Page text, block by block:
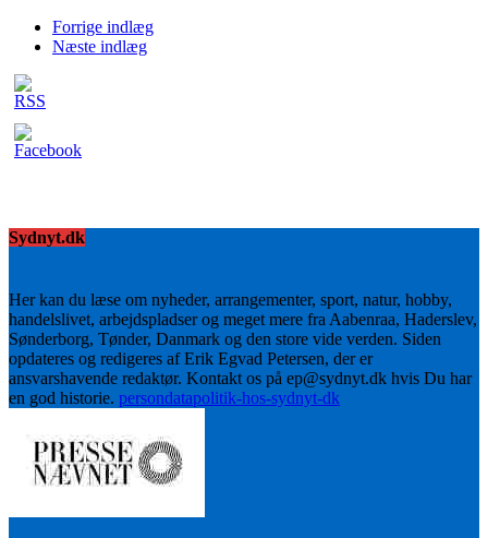
Forrige indlæg
Næste indlæg
Sydnyt.dk
Her kan du læse om nyheder, arrangementer, sport, natur, hobby,
handelslivet, arbejdspladser og meget mere fra Aabenraa, Haderslev,
Sønderborg, Tønder, Danmark og den store vide verden. Siden
opdateres og redigeres af Erik Egvad Petersen, der er
ansvarshavende redaktør. Kontakt os på ep@sydnyt.dk hvis Du har
en god historie. persondatapolitik-hos-sydnyt-dk